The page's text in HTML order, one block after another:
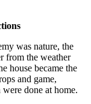
was nature, the
from the weather
house became the
and game,
done at home.